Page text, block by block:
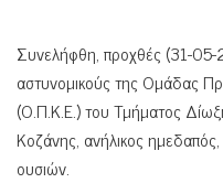
Συνελήφθη, προχθές (31-
αστυνομικούς της Ομάδας
(Ο.Π.Κ.Ε.) του Τμήματος
Κοζάνης, ανήλικος
ουσιών.